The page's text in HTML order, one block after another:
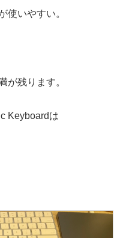
使いやすい。
が残ります。
Keyboardは